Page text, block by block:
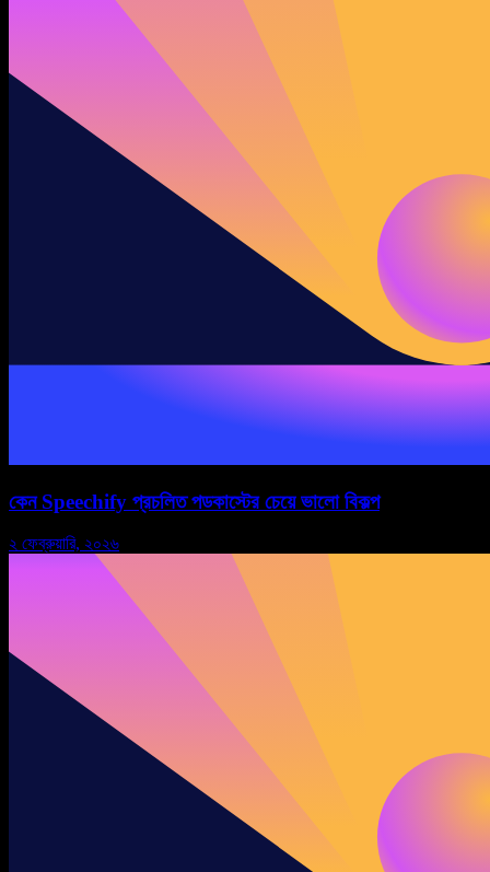
কেন Speechify প্রচলিত পডকাস্টের চেয়ে ভালো বিকল্প
২ ফেব্রুয়ারি, ২০২৬